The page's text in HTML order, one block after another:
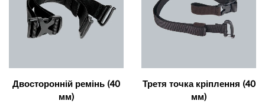
Двосторонній ремінь (40
мм)
Третя точка кріплення (40
мм)